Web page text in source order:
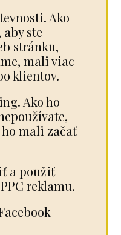
Ako
ste
stránku,
mali viac
klientov.
Ako ho
mali začať
a použiť
reklamu.